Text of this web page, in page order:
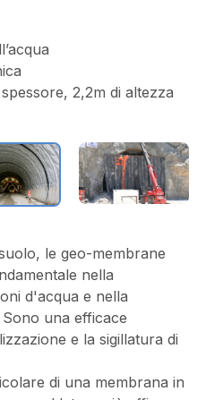
2,2m di altezza
le geo-membrane
nella
d'acqua e nella
una efficace
e la sigillatura di
di una membrana in